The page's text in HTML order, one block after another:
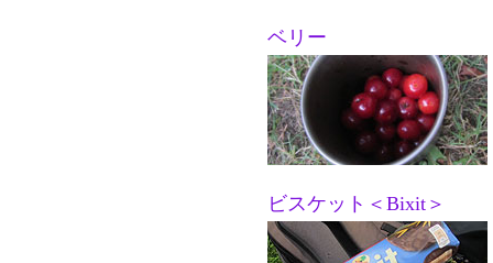
ベリー
ビスケット＜Bixit＞